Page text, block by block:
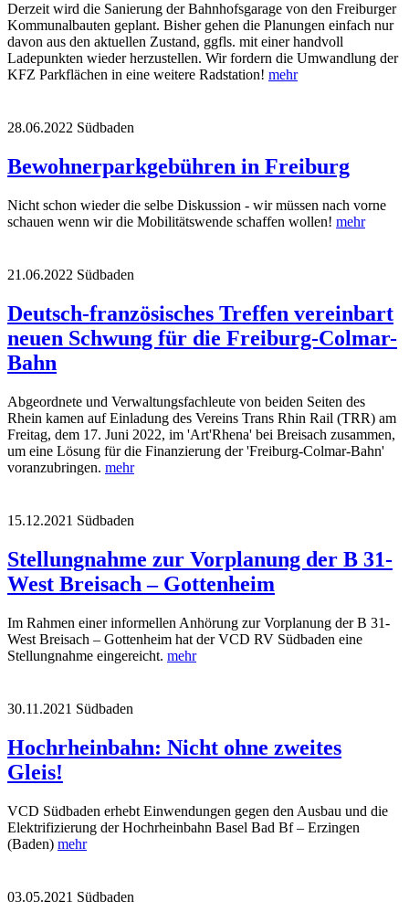
Derzeit wird die Sanierung der Bahnhofsgarage von den Freiburger
Kommunalbauten geplant. Bisher gehen die Planungen einfach nur
davon aus den aktuellen Zustand, ggfls. mit einer handvoll
Ladepunkten wieder herzustellen. Wir fordern die Umwandlung der
KFZ Parkflächen in eine weitere Radstation! mehr
28.06.2022 Südbaden
Bewohnerparkgebühren in Freiburg
Nicht schon wieder die selbe Diskussion - wir müssen nach vorne
schauen wenn wir die Mobilitätswende schaffen wollen! mehr
21.06.2022 Südbaden
Deutsch-französisches Treffen vereinbart
neuen Schwung für die Freiburg-Colmar-
Bahn
Abgeordnete und Verwaltungsfachleute von beiden Seiten des
Rhein kamen auf Einladung des Vereins Trans Rhin Rail (TRR) am
Freitag, dem 17. Juni 2022, im 'Art'Rhena' bei Breisach zusammen,
um eine Lösung für die Finanzierung der 'Freiburg-Colmar-Bahn'
voranzubringen. mehr
15.12.2021 Südbaden
Stellungnahme zur Vorplanung der B 31-
West Breisach – Gottenheim
Im Rahmen einer informellen Anhörung zur Vorplanung der B 31-
West Breisach – Gottenheim hat der VCD RV Südbaden eine
Stellungnahme eingereicht. mehr
30.11.2021 Südbaden
Hochrheinbahn: Nicht ohne zweites
Gleis!
VCD Südbaden erhebt Einwendungen gegen den Ausbau und die
Elektrifizierung der Hochrheinbahn Basel Bad Bf – Erzingen
(Baden) mehr
03.05.2021 Südbaden